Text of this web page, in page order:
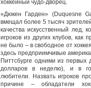
хоккейный чудо-дворец.
«Дюкен Гарден» (Duquesne
вмещал более 5 тысяч
качества искусственный лед,
игроков из других клубов, как
не было – в свободное от
здесь предприимчивые
Питтсбурге одними из первых
долларов в неделю), и в
любители. Назвать игроков
причине – обладатели